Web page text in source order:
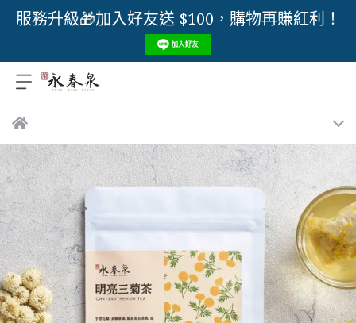
服務升級🎁加入好友送 $100，購物再賺紅利！